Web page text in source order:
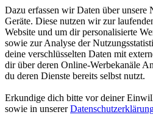
Dazu erfassen wir Daten über unsere
Geräte. Diese nutzen wir zur
Website und um dir personalisierte
sowie zur Analyse der
deine verschlüsselten Daten mit
dir über deren Online-Werbekanäle
du deren Dienste bereits selbst nutzt.
Erkundige dich bitte vor deiner
sowie in unserer